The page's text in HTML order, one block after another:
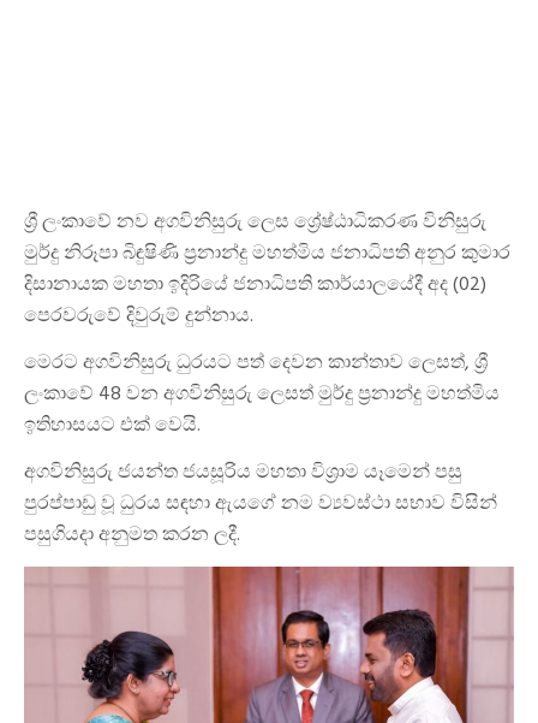
ශ්‍රී ලංකාවේ නව අගවිනිසුරු ලෙස ශ්‍රේෂ්ඨාධිකරණ විනිසුරු
මුර්දු නිරූපා බිඳුෂිණි ප්‍රනාන්දු මහත්මිය ජනාධිපති අනුර කුමාර
දිසානායක මහතා ඉදිරියේ ජනාධිපති කාර්යාලයේදී අද (02)
පෙරවරුවේ දිවුරුම් දුන්නාය.
මෙරට අගවිනිසුරු ධුරයට පත් දෙවන කාන්තාව ලෙසත්, ශ්‍රී
ලංකාවේ 48 වන අගවිනිසුරු ලෙසත් මුර්දු ප්‍රනාන්දු මහත්මිය
ඉතිහාසයට එක් වෙයි.
අගවිනිසුරු ජයන්ත ජයසූරිය මහතා විශ්‍රාම යෑමෙන් පසු
පුරප්පාඩු වූ ධුරය සඳහා ඇයගේ නම ව්‍යවස්ථා සභාව විසින්
පසුගියදා අනුමත කරන ලදී.